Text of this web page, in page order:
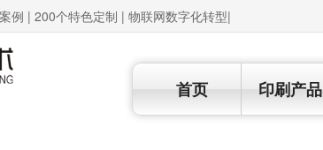
例 | 200个特色定制 | 物联网数字化转型|
印刷产品
首页